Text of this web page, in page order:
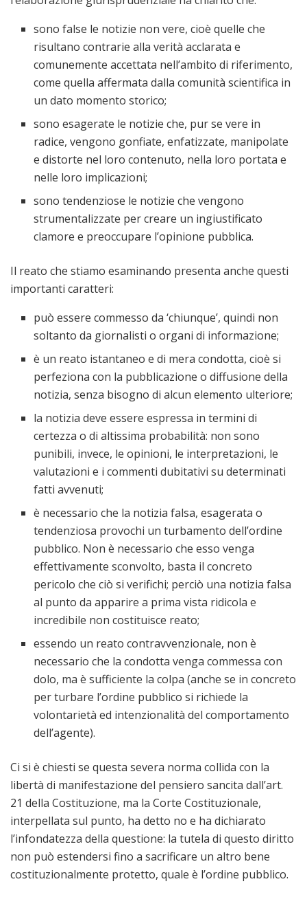
sono false le notizie non vere, cioè quelle che
risultano contrarie alla verità acclarata e
comunemente accettata nell’ambito di riferimento,
come quella affermata dalla comunità scientifica in
un dato momento storico;
sono esagerate le notizie che, pur se vere in
radice, vengono gonfiate, enfatizzate, manipolate
e distorte nel loro contenuto, nella loro portata e
nelle loro implicazioni;
sono tendenziose le notizie che vengono
strumentalizzate per creare un ingiustificato
clamore e preoccupare l’opinione pubblica.
Il reato che stiamo esaminando presenta anche questi
importanti caratteri:
può essere commesso da ‘chiunque’, quindi non
soltanto da giornalisti o organi di informazione;
è un reato istantaneo e di mera condotta, cioè si
perfeziona con la pubblicazione o diffusione della
notizia, senza bisogno di alcun elemento ulteriore;
la notizia deve essere espressa in termini di
certezza o di altissima probabilità: non sono
punibili, invece, le opinioni, le interpretazioni, le
valutazioni e i commenti dubitativi su determinati
fatti avvenuti;
è necessario che la notizia falsa, esagerata o
tendenziosa provochi un turbamento dell’ordine
pubblico. Non è necessario che esso venga
effettivamente sconvolto, basta il concreto
pericolo che ciò si verifichi; perciò una notizia falsa
al punto da apparire a prima vista ridicola e
incredibile non costituisce reato;
essendo un reato contravvenzionale, non è
necessario che la condotta venga commessa con
dolo, ma è sufficiente la colpa (anche se in concreto
per turbare l’ordine pubblico si richiede la
volontarietà ed intenzionalità del comportamento
dell’agente).
Ci si è chiesti se questa severa norma collida con la
libertà di manifestazione del pensiero sancita dall’art.
21 della Costituzione, ma la Corte Costituzionale,
interpellata sul punto, ha detto no e ha dichiarato
l’infondatezza della questione: la tutela di questo diritto
non può estendersi fino a sacrificare un altro bene
costituzionalmente protetto, quale è l’ordine pubblico.